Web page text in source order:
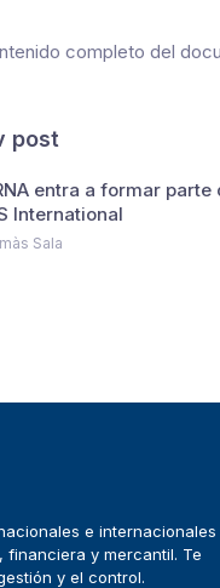
completo del
post
entra a formar parte
International
Sala
e internacionales
y mercantil. Te
y el control.